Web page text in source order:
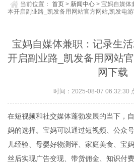
当前位置：首页 > 新闻中心 > 宝妈自媒体
本开启副业路_凯发备用网站官方网站,凯发电
宝妈自媒体兼职：记录生
开启副业路_凯发备用网站
网下载
时间：2025-08-07 06:32:30
在短视频和社交媒体蓬勃发展的当下，
妈的选择。宝妈可以通过短视频、公众
儿经验、母婴好物测评、家庭美食、宝
丝后实现广告变现、带货佣金、知识付